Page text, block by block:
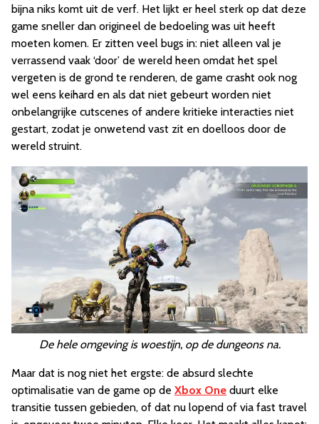
bijna niks komt uit de verf. Het lijkt er heel sterk op dat deze
game sneller dan origineel de bedoeling was uit heeft
moeten komen. Er zitten veel bugs in: niet alleen val je
verrassend vaak ‘door’ de wereld heen omdat het spel
vergeten is de grond te renderen, de game crasht ook nog
wel eens keihard en als dat niet gebeurt worden niet
onbelangrijke cutscenes of andere kritieke interacties niet
gestart, zodat je onwetend vast zit en doelloos door de
wereld struint.
De hele omgeving is woestijn, op de dungeons na.
Maar dat is nog niet het ergste: de absurd slechte
optimalisatie van de game op de Xbox One duurt elke
transitie tussen gebieden, of dat nu lopend of via fast travel